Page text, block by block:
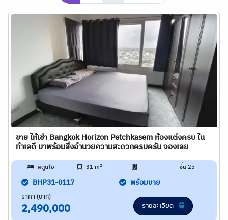
ขาย ให้เช่า Bangkok Horizon Petchkasem ห้องแต่งครบ ใน
ทำเลดี มาพร้อมสิ่งอำนวยความสะดวกครบครัน จองเลย
สตูดิโอ 31 m2 - ชั้น 25
BHP31-0117 พร้อมขาย
ราคา (บาท)
2,490,000 รายละเอียด